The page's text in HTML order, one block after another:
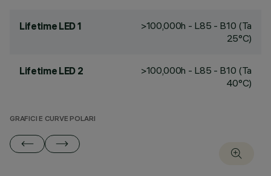
Lifetime LED 1
>100,000h - L85 - B10 (Ta
25°C)
Lifetime LED 2
>100,000h - L85 - B10 (Ta
40°C)
GRAFICI E CURVE POLARI